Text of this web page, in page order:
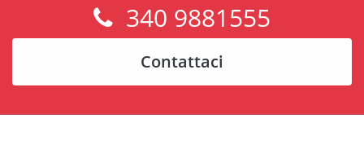
340 9881555
Contattaci